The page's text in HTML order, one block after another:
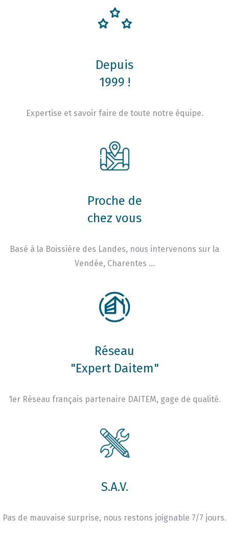
Depuis
1999 !
Expertise et savoir faire de toute notre équipe.
Proche de
chez vous
Basé à la Boissière des Landes, nous intervenons sur la
Vendée, Charentes …
Réseau
"Expert Daitem"
1er Réseau français partenaire DAITEM, gage de qualité.
S.A.V.
Pas de mauvaise surprise, nous restons joignable 7/7 jours.